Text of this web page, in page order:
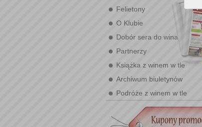
Felietony
O Klubie
Dobór sera do wina
Partnerzy
Książka z winem w tle
Archiwum biuletynów
Podróże z winem w tle